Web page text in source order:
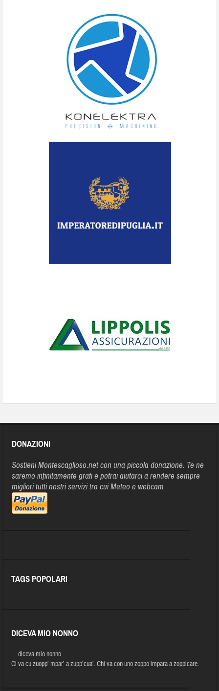
DONAZIONI
Sostieni Montescaglioso.net con una piccola donazione. Te ne
saremo infinitamente grati e potrai aiutarci a rendere sempre
migliori tutti nostri servizi tra cui Meteo e webcam
TAGS POPOLARI
DICEVA MIO NONNO
… diceva mio nonno
Ci va cu zuopp’ mpar’ a zupp’cua’. Chi va con uno zoppo impara a zoppicare.